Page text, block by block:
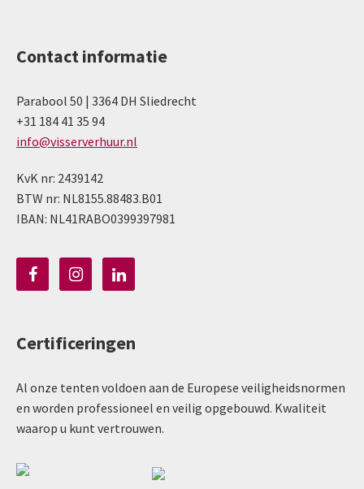
Contact informatie
Parabool 50 | 3364 DH Sliedrecht
+31 184 41 35 94
info@visserverhuur.nl
KvK nr: 2439142
BTW nr: NL8155.88483.B01
IBAN: NL41RABO0399397981
Certificeringen
Al onze tenten voldoen aan de Europese veiligheidsnormen
en worden professioneel en veilig opgebouwd. Kwaliteit
waarop u kunt vertrouwen.